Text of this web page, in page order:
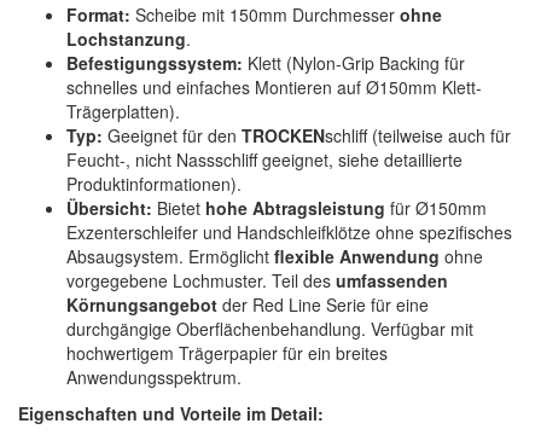
Format: Scheibe mit 150mm Durchmesser ohne
Lochstanzung.
Befestigungssystem: Klett (Nylon-Grip Backing für
schnelles und einfaches Montieren auf Ø150mm Klett-
Trägerplatten).
Typ: Geeignet für den TROCKENschliff (teilweise auch für
Feucht-, nicht Nassschliff geeignet, siehe detaillierte
Produktinformationen).
Übersicht: Bietet hohe Abtragsleistung für Ø150mm
Exzenterschleifer und Handschleifklötze ohne spezifisches
Absaugsystem. Ermöglicht flexible Anwendung ohne
vorgegebene Lochmuster. Teil des umfassenden
Körnungsangebot der Red Line Serie für eine
durchgängige Oberflächenbehandlung. Verfügbar mit
hochwertigem Trägerpapier für ein breites
Anwendungsspektrum.
Eigenschaften und Vorteile im Detail: